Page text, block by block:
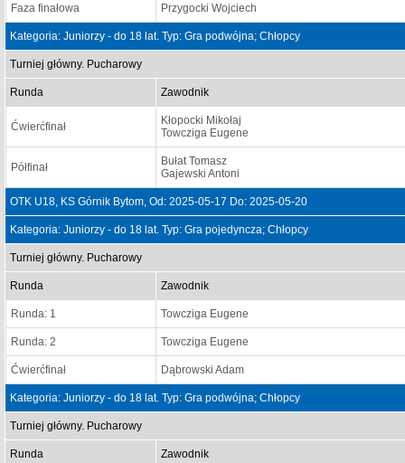
Faza finałowa Przygocki Wojciech
Kategoria: Juniorzy - do 18 lat. Typ: Gra podwójna; Chłopcy
Turniej główny. Pucharowy
Runda Zawodnik
Ćwierćfinał
Kłopocki Mikołaj
Towcziga Eugene
Półfinał
Bułat Tomasz
Gajewski Antoni
OTK U18, KS Górnik Bytom, Od: 2025-05-17 Do: 2025-05-20
Kategoria: Juniorzy - do 18 lat. Typ: Gra pojedyncza; Chłopcy
Turniej główny. Pucharowy
Runda Zawodnik
Runda: 1 Towcziga Eugene
Runda: 2 Towcziga Eugene
Ćwierćfinał Dąbrowski Adam
Kategoria: Juniorzy - do 18 lat. Typ: Gra podwójna; Chłopcy
Turniej główny. Pucharowy
Runda Zawodnik